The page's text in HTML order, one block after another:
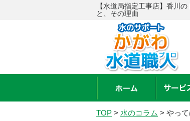
【水道局指定工事店】香川
と、その理由
TOP > 水のコラム > やっ